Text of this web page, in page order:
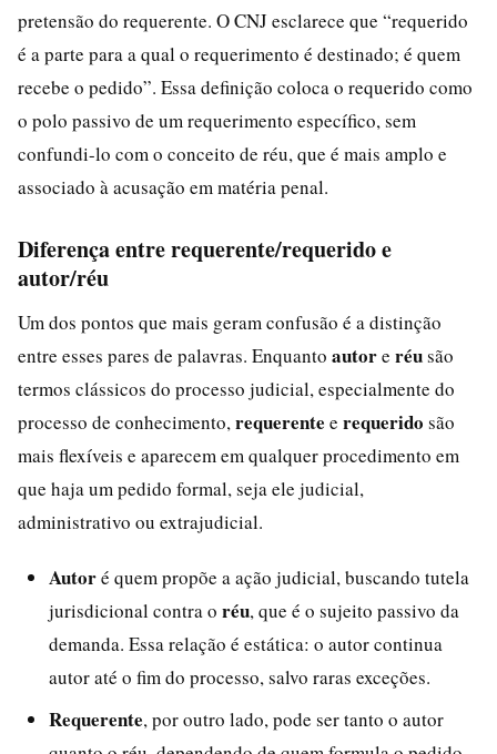
pretensão do requerente. O CNJ esclarece que “requerido
é a parte para a qual o requerimento é destinado; é quem
recebe o pedido”. Essa definição coloca o requerido como
o polo passivo de um requerimento específico, sem
confundi-lo com o conceito de réu, que é mais amplo e
associado à acusação em matéria penal.
Diferença entre requerente/requerido e
autor/réu
Um dos pontos que mais geram confusão é a distinção
entre esses pares de palavras. Enquanto autore réusão
termos clássicos do processo judicial, especialmente do
processo de conhecimento, requerente e requerido são
mais flexíveis e aparecem em qualquer procedimento em
que haja um pedido formal, seja ele judicial,
administrativo ou extrajudicial.
Autoré quem propõe a ação judicial, buscando tutela
jurisdicional contra o réu, que é o sujeito passivo da
demanda. Essa relação é estática: o autor continua
autor até o fim do processo, salvo raras exceções.
Requerente, por outro lado, pode ser tanto o autor